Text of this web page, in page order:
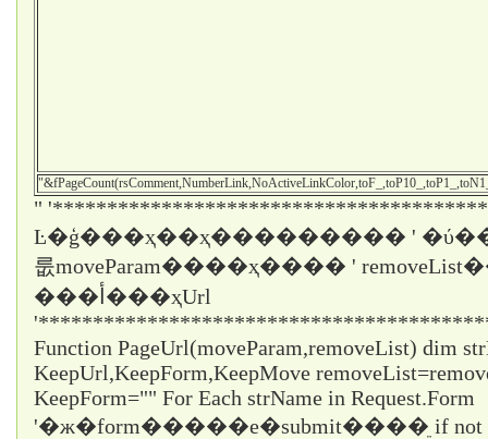
"
Ŀ�ģ���ҳ��ҳ��������� '
룺moveParam����ҳ���� '
���أ���ҳUrl
Function PageUrl(moveParam,removeList) dim
KeepUrl,KeepForm,KeepMove
KeepForm="" For Each strName in Request.Form
'�ж�form�����е�submit����ֵ if not